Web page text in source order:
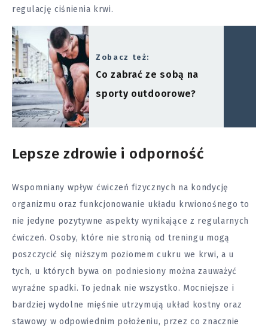
regulację ciśnienia krwi.
Zobacz też:
Co zabrać ze sobą na
sporty outdoorowe?
Lepsze zdrowie i odporność
Wspomniany wpływ ćwiczeń fizycznych na kondycję
organizmu oraz funkcjonowanie układu krwionośnego to
nie jedyne pozytywne aspekty wynikające z regularnych
ćwiczeń. Osoby, które nie stronią od treningu mogą
poszczycić się niższym poziomem cukru we krwi, a u
tych, u których bywa on podniesiony można zauważyć
wyraźne spadki. To jednak nie wszystko. Mocniejsze i
bardziej wydolne mięśnie utrzymują układ kostny oraz
stawowy w odpowiednim położeniu, przez co znacznie